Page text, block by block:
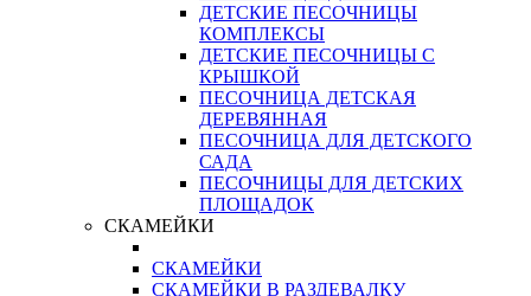
ДЕТСКИЕ ПЕСОЧНИЦЫ
КОМПЛЕКСЫ
ДЕТСКИЕ ПЕСОЧНИЦЫ С
КРЫШКОЙ
ПЕСОЧНИЦА ДЕТСКАЯ
ДЕРЕВЯННАЯ
ПЕСОЧНИЦА ДЛЯ ДЕТСКОГО
САДА
ПЕСОЧНИЦЫ ДЛЯ ДЕТСКИХ
ПЛОЩАДОК
СКАМЕЙКИ
СКАМЕЙКИ
СКАМЕЙКИ В РАЗДЕВАЛКУ